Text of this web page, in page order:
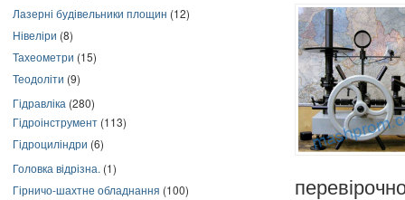
Лазерні будівельники площин (12)
Нівеліри (8)
Тахеометри (15)
Теодоліти (9)
Гідравліка (280)
Гідроінструмент (113)
Гідроциліндри (6)
Головка відрізна. (1)
Гірничо-шахтне обладнання (100)